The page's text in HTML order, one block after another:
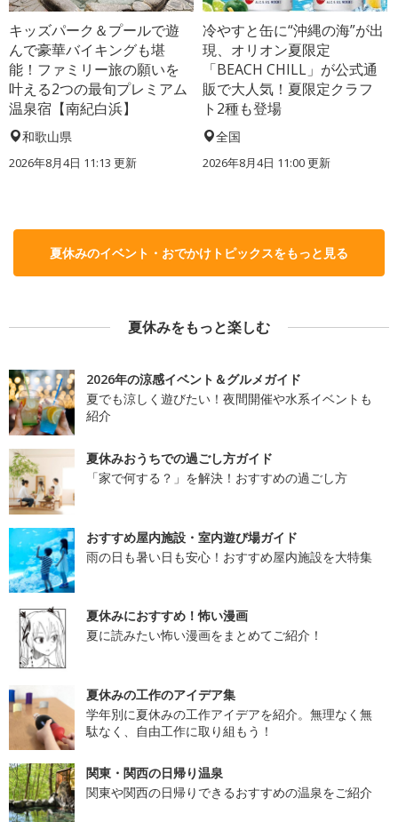
キッズパーク＆プールで遊
んで豪華バイキングも堪
能！ファミリー旅の願いを
叶える2つの最旬プレミアム
温泉宿【南紀白浜】
和歌山県
2026年8月4日 11:13 更新
冷やすと缶に“沖縄の海”が出
現、オリオン夏限定
「BEACH CHILL」が公式通
販で大人気！夏限定クラフ
ト2種も登場
全国
2026年8月4日 11:00更新
夏休みのイベント・おでかけトピックスをもっと見る
夏休みをもっと楽しむ
2026年の涼感イベント＆グルメガイド
夏でも涼しく遊びたい！夜間開催や水系イベントも
紹介
夏休みおうちでの過ごし方ガイド
「家で何する？」を解決！おすすめの過ごし方
おすすめ屋内施設・室内遊び場ガイド
雨の日も暑い日も安心！おすすめ屋内施設を大特集
夏休みにおすすめ！怖い漫画
夏に読みたい怖い漫画をまとめてご紹介！
夏休みの工作のアイデア集
学年別に夏休みの工作アイデアを紹介。無理なく無
駄なく、自由工作に取り組もう！
関東・関西の日帰り温泉
関東や関西の日帰りできるおすすめの温泉をご紹介